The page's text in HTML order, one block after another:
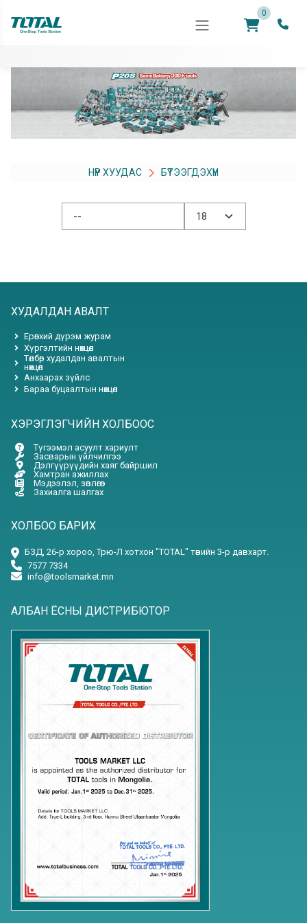
0
НҮҮР ХУУДАС БҮТЭЭГДЭХҮҮН
ХУДАЛДАН АВАЛТ
Ерөнхий дүрэм журам
Хүргэлтийн нөхцөл
Төлбөр худалдан авалтын
нөхцөл
Анхаарах зүйлс
Бараа буцаалтын нөхцөл
ХЭРЭГЛЭГЧИЙН ХОЛБООС
Түгээмэл асуулт хариулт
Засварын үйлчилгээ
Дэлгүүрүүдийн хаяг байршил
Хамтран ажиллах
Мэдээлэл, зөвлөгөө
Захиалга шалгах
ХОЛБОО БАРИХ
БЗД, 26-р хороо, Трю-Л хотхон "TOTAL" төвийн 3-р давхарт.
7577 7334
info@toolsmarket.mn
АЛБАН ЁСНЫ ДИСТРИБЮТОР